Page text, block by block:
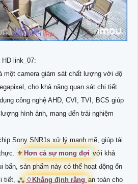
link_07:
một camera giám sát chất lượng với độ
cho khả năng quan sát chi tiết
công nghệ AHD, CVI, TVI, BCS giúp
hình ảnh, mang đến trải nghiệm
Sony SNR1s xử lý mạnh mẽ, giúp tái
⚜️ Hơn cả sự mong đợi với khả
bẩn, sản phẩm này có thể hoạt động ổn
tiết, ⁂ ♢ Khẳng định rằng an toàn cho